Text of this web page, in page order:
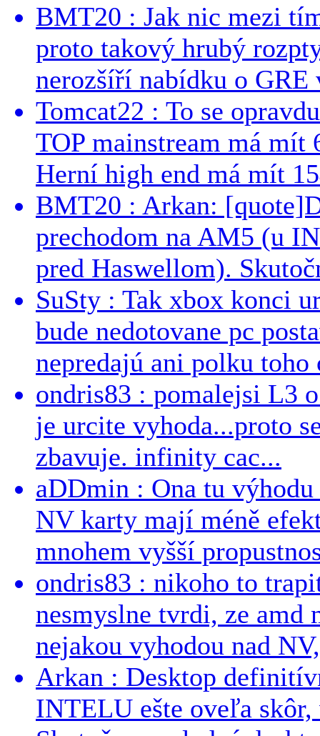
BMT20 : Jak nic mezi
proto takový hrubý
nerozšíří nabídku o GRE
Tomcat22 : To se
TOP mainstream má
Herní high end má mít
BMT20 : Arkan:
prechodom na AM5 (u
pred Haswellom).
SuSty : Tak xbox konci
bude nedotovane pc
nepredajú ani polku toho
ondris83 : pomalejsi L3
je urcite vyhoda...proto
zbavuje. infinity cac...
aDDmin : Ona tu
NV karty mají méně
mnohem vyšší
ondris83 : nikoho to
nesmyslne tvrdi, ze
nejakou vyhodou nad
Arkan : Desktop
INTELU ešte oveľa